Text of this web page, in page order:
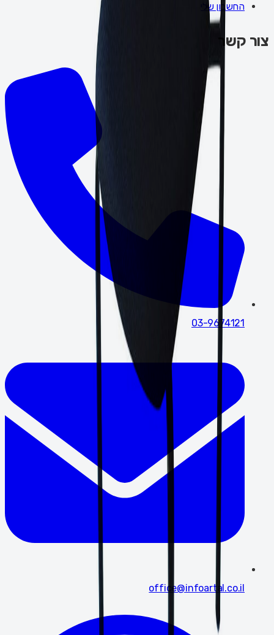
החשבון שלי
צור קשר
03-9674121
office@infoartal.co.il